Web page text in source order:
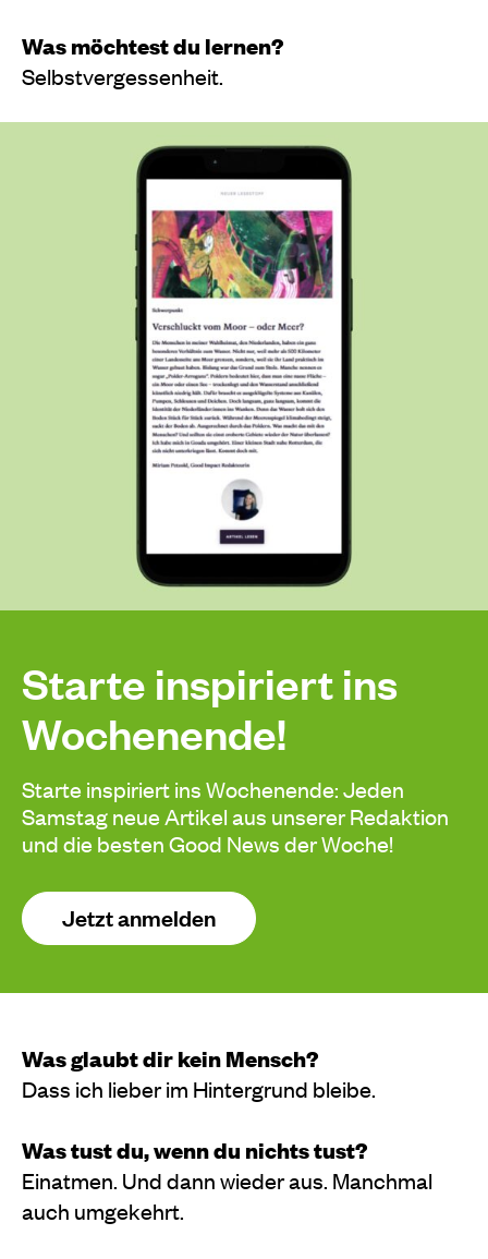
Was möchtest du lernen?
Selbstvergessenheit.
Starte inspiriert ins
Wochenende!
Starte inspiriert ins Wochenende: Jeden
Samstag neue Artikel aus unserer Redaktion
und die besten Good News der Woche!
Jetzt anmelden
Was glaubt dir kein Mensch?
Dass ich lieber im Hintergrund bleibe.
Was tust du, wenn du nichts tust?
Einatmen. Und dann wieder aus. Manchmal
auch umgekehrt.